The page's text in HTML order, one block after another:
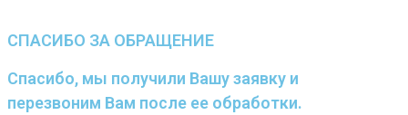
СПАСИБО ЗА ОБРАЩЕНИЕ
Спасибо, мы получили Вашу заявку и
перезвоним Вам после ее обработки.